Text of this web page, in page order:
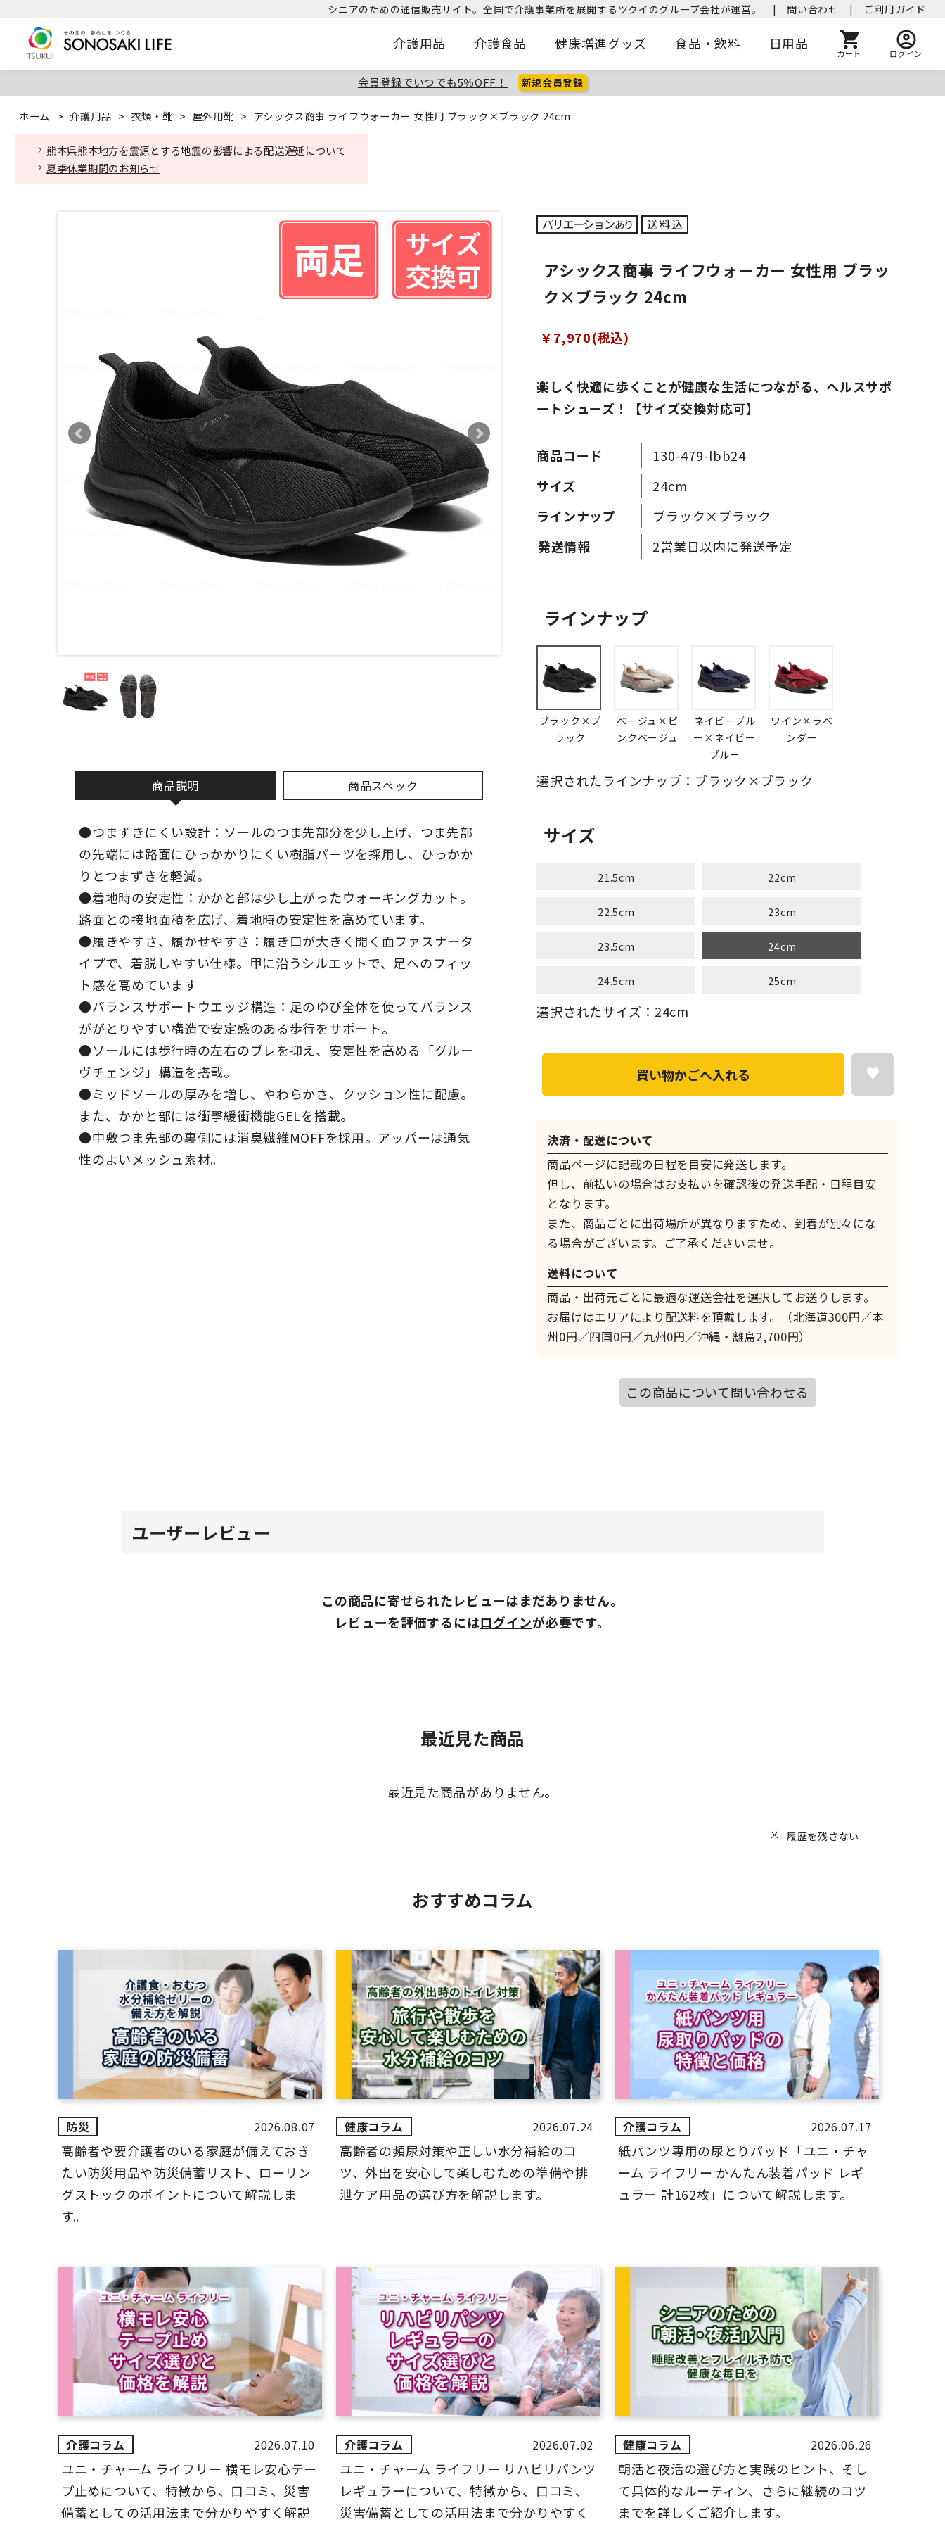
シニアのための通信販売サイト。全国で介護事業所を展開するツクイのグループ会社が運営。 | 問い合わせ | ご利用ガイド
介護用品 介護食品 健康増進グッズ 食品・飲料 日用品
カート ログイン
会員登録でいつでも5％OFF！ 新規会員登録
ホーム > 介護用品 > 衣類・靴 > 屋外用靴 > アシックス商事 ライフウォーカー 女性用 ブラック×ブラック 24cm
熊本県熊本地方を震源とする地震の影響による配送遅延について
夏季休業期間のお知らせ
商品説明 商品スペック
●つまずきにくい設計：ソールのつま先部分を少し上げ、つま先部
の先端には路面にひっかかりにくい樹脂パーツを採用し、ひっかか
りとつまずきを軽減。
●着地時の安定性：かかと部は少し上がったウォーキングカット。
路面との接地面積を広げ、着地時の安定性を高めています。
●履きやすさ、履かせやすさ：履き口が大きく開く面ファスナータ
イプで、着脱しやすい仕様。甲に沿うシルエットで、足へのフィッ
ト感を高めています
●バランスサポートウエッジ構造：足のゆび全体を使ってバランス
ががとりやすい構造で安定感のある歩行をサポート。
●ソールには歩行時の左右のブレを抑え、安定性を高める「グルー
ヴチェンジ」構造を搭載。
●ミッドソールの厚みを増し、やわらかさ、クッション性に配慮。
また、かかと部には衝撃緩衝機能GELを搭載。
●中敷つま先部の裏側には消臭繊維MOFFを採用。アッパーは通気
性のよいメッシュ素材。
楽しく快適に歩くことが健康な生活につながる、ヘルスサポ
ートシューズ！【サイズ交換対応可】
アシックス商事 ライフウォーカー 女性用 ブラッ
ク×ブラック 24cm
￥7,970(税込)
商品コード
130-479-lbb24
サイズ
24cm
ラインナップ
ブラック×ブラック
2営業日以内に発送予定
ラインナップ
ブラック×ブ
ラック
ベージュ×ピ
ンクベージュ
ネイビーブル
ー×ネイビー
ブルー
ワイン×ラベ
ンダー
選択されたラインナップ：ブラック×ブラック
サイズ
21.5cm 22cm
22.5cm 23cm
23.5cm 24cm
24.5cm 25cm
選択されたサイズ：24cm
決済・配送について
商品ページに記載の日程を目安に発送します。
但し、前払いの場合はお支払いを確認後の発送手配・日程目安
となります。
また、商品ごとに出荷場所が異なりますため、到着が別々にな
る場合がございます。ご了承くださいませ。
送料について
商品・出荷元ごとに最適な運送会社を選択してお送りします。
お届けはエリアにより配送料を頂戴します。（北海道300円／本
州0円／四国0円／九州0円／沖縄・離島2,700円）
買い物かごへ入れる
この商品について問い合わせる
ユーザーレビュー
この商品に寄せられたレビューはまだありません。
レビューを評価するにはログインが必要です。
最近見た商品
最近見た商品がありません。
履歴を残さない
おすすめコラム
2026.08.07
高齢者や要介護者のいる家庭が備えておき
たい防災用品や防災備蓄リスト、ローリン
グストックのポイントについて解説しま
す。
2026.07.24
高齢者の頻尿対策や正しい水分補給のコ
ツ、外出を安心して楽しむための準備や排
泄ケア用品の選び方を解説します。
2026.07.17
紙パンツ専用の尿とりパッド「ユニ・チャ
ーム ライフリー かんたん装着パッド レギ
ュラー 計162枚」について解説します。
2026.07.10
ユニ・チャーム ライフリー 横モレ安心テー
プ止めについて、特徴から、口コミ、災害
備蓄としての活用法まで分かりやすく解説
2026.07.02
ユニ・チャーム ライフリー リハビリパンツ
レギュラーについて、特徴から、口コミ、
災害備蓄としての活用法まで分かりやすく
2026.06.26
朝活と夜活の選び方と実践のヒント、そし
て具体的なルーティン、さらに継続のコツ
までを詳しくご紹介します。